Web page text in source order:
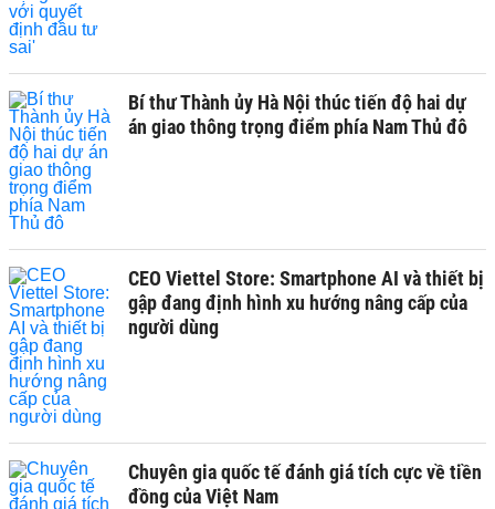
Bí thư Thành ủy Hà Nội thúc tiến độ hai dự
án giao thông trọng điểm phía Nam Thủ đô
CEO Viettel Store: Smartphone AI và thiết bị
gập đang định hình xu hướng nâng cấp của
người dùng
Chuyên gia quốc tế đánh giá tích cực về tiền
đồng của Việt Nam